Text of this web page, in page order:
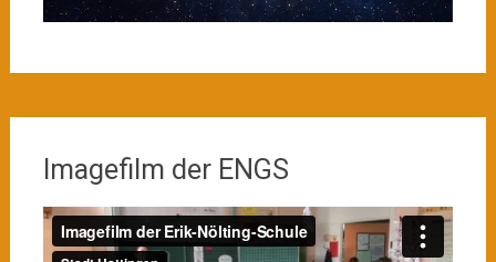
Imagefilm der ENGS
Video-
Player